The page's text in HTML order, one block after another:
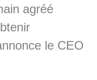
agréé
le CEO